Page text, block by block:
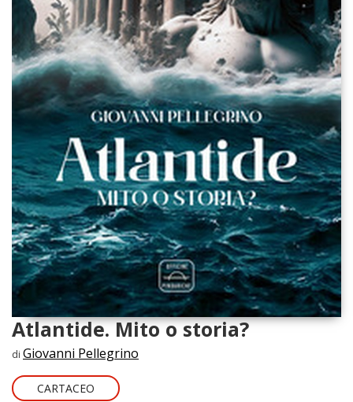
Atlantide. Mito o storia?
di Giovanni Pellegrino
CARTACEO